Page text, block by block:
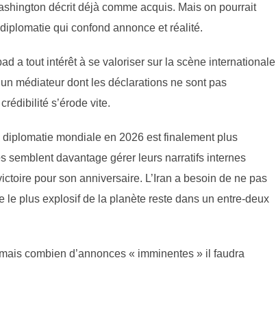
décrit déjà comme acquis. Mais on pourrait
qui confond annonce et réalité.
a tout intérêt à se valoriser sur la scène internationale
médiateur dont les déclarations ne sont pas
s’érode vite.
mondiale en 2026 est finalement plus
semblent davantage gérer leurs narratifs internes
pour son anniversaire. L’Iran a besoin de ne pas
le plus explosif de la planète reste dans un entre-deux
combien d’annonces « imminentes » il faudra